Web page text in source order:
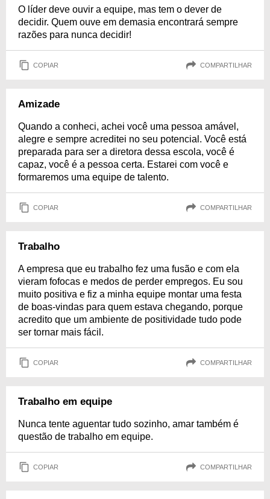
O líder deve ouvir a equipe, mas tem o dever de
decidir. Quem ouve em demasia encontrará sempre
razões para nunca decidir!
COPIAR COMPARTILHAR
Amizade
Quando a conheci, achei você uma pessoa amável,
alegre e sempre acreditei no seu potencial. Você está
preparada para ser a diretora dessa escola, você é
capaz, você é a pessoa certa. Estarei com você e
formaremos uma equipe de talento.
COPIAR COMPARTILHAR
Trabalho
A empresa que eu trabalho fez uma fusão e com ela
vieram fofocas e medos de perder empregos. Eu sou
muito positiva e fiz a minha equipe montar uma festa
de boas-vindas para quem estava chegando, porque
acredito que um ambiente de positividade tudo pode
ser tornar mais fácil.
COPIAR COMPARTILHAR
Trabalho em equipe
Nunca tente aguentar tudo sozinho, amar também é
questão de trabalho em equipe.
COPIAR COMPARTILHAR